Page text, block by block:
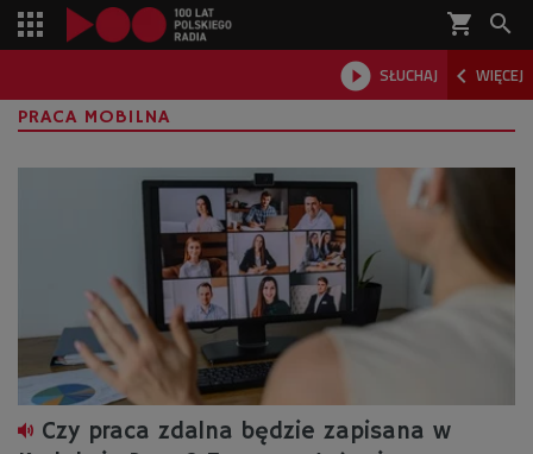
shopping_cart 
 SŁUCHAJ  WIĘCEJ

PRACA MOBILNA
Czy praca zdalna będzie zapisana w